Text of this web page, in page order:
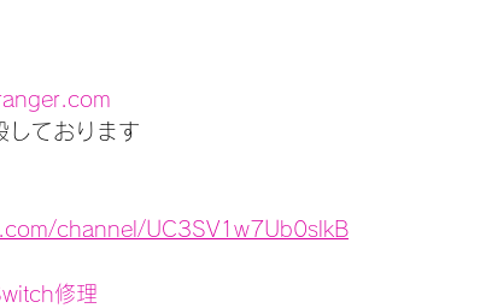
しております
channel/UC3SV1w7Ub0slkB
修理